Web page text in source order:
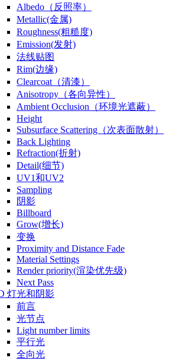
Albedo（反照率）
Metallic(金属)
Roughness(粗糙度)
Emission(发射)
法线贴图
Rim(边缘)
Clearcoat（清漆）
Anisotropy（各向异性）
Ambient Occlusion（环境光遮蔽）
Height
Subsurface Scattering（次表面散射）
Back Lighting
Refraction(折射)
Detail(细节)
UV1和UV2
Sampling
阴影
Billboard
Grow(增长)
变换
Proximity and Distance Fade
Material Settings
Render priority(渲染优先级)
Next Pass
灯光和阴影
前言
光节点
Light number limits
平行光
全向光